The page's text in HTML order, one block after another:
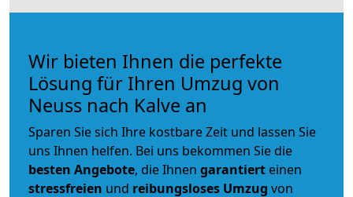
Wir bieten Ihnen die perfekte
Lösung für Ihren Umzug von
Neuss nach Kalve an
Sparen Sie sich Ihre kostbare Zeit und lassen Sie
uns Ihnen helfen. Bei uns bekommen Sie die
besten Angebote, die Ihnen garantiert einen
stressfreien und reibungsloses Umzug von